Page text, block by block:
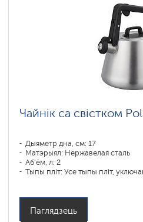
Чайнік са свістком
Дыяметр дна, см: 17
Матэрыял: Нержавелая сталь
Аб'ём, л: 2
Тыпы пліт: Усе тыпы пліт,
Паглядзець